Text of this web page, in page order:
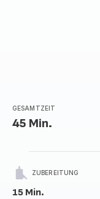
GESAMTZEIT
45 Min.
ZUBEREITUNG
15 Min.